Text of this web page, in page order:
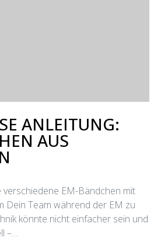
ANLEITUNG:
AUS
verschiedene EM-Bändchen mit
Dein Team während der EM zu
könnte nicht einfacher sein und
–…